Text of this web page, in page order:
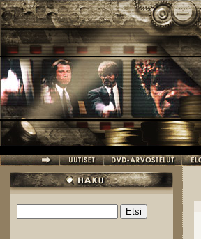
Hyppää pääsisältöön
Hakulomake